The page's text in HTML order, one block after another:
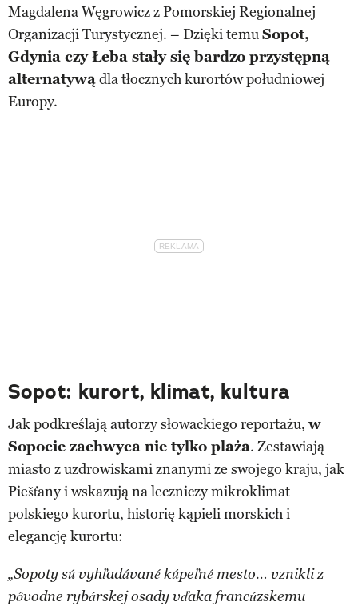
Magdalena Węgrowicz z Pomorskiej Regionalnej
Organizacji Turystycznej. – Dzięki temuSopot,
Gdynia czy Łeba stały się bardzo przystępną
alternatywądla tłocznych kurortów południowej
Europy.
Sopot: kurort, klimat, kultura
Jak podkreślają autorzy słowackiego reportażu, w
Sopocie zachwyca nie tylko plaża. Zestawiają
miasto z uzdrowiskami znanymi ze swojego kraju, jak
Piešťany i wskazują na leczniczy mikroklimat
polskiego kurortu, historię kąpieli morskich i
elegancję kurortu:
„Sopoty sú vyhľadávané kúpeľné mesto… vznikli z
pôvodne rybárskej osady vďaka francúzskemu